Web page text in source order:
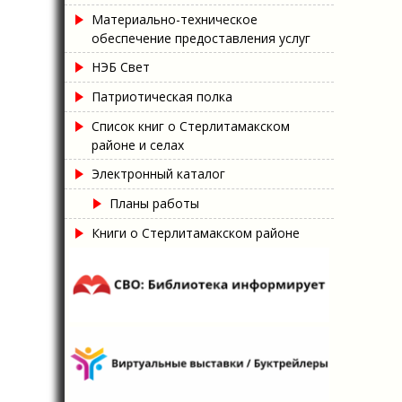
Материально-техническое
обеспечение предоставления услуг
НЭБ Свет
Патриотическая полка
Список книг о Стерлитамакском
районе и селах
Электронный каталог
Планы работы
Книги о Стерлитамакском районе